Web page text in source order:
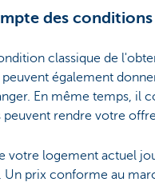
des
classique de
également
En même temps, il
rendre votre
votre logement actuel
Un prix conforme au